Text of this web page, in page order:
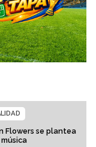
Flowers se plantea